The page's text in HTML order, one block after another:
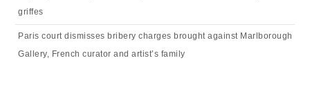
griffes
Paris court dismisses bribery charges brought against Marlborough
Gallery, French curator and artist’s family